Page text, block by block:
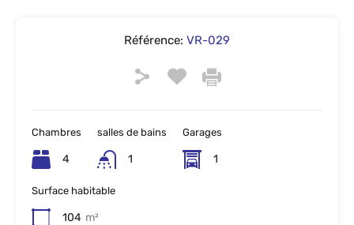
Référence: VR-029
Chambres
4
salles de bains
1
Garages
1
Surface habitable
104 m²